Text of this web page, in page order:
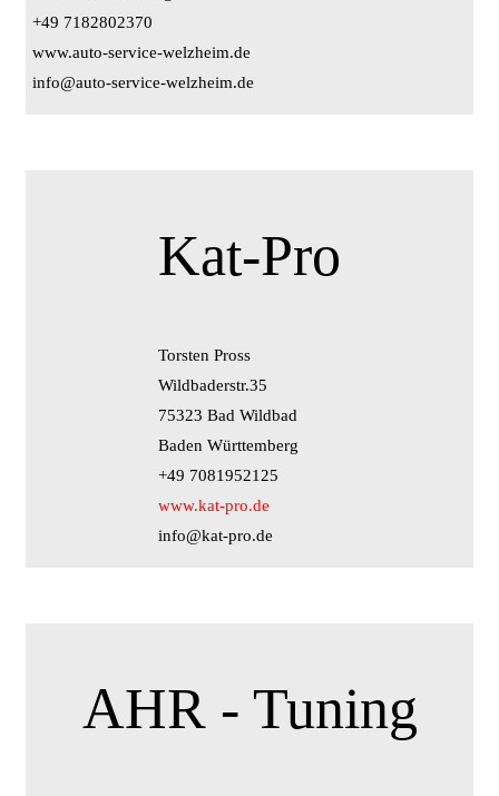
+49 7182802370
www.auto-service-welzheim.de
info@auto-service-welzheim.de
Kat-Pro
Torsten Pross
Wildbaderstr.35
75323 Bad Wildbad
Baden Württemberg
+49 7081952125
www.kat-pro.de
info@kat-pro.de
AHR - Tuning